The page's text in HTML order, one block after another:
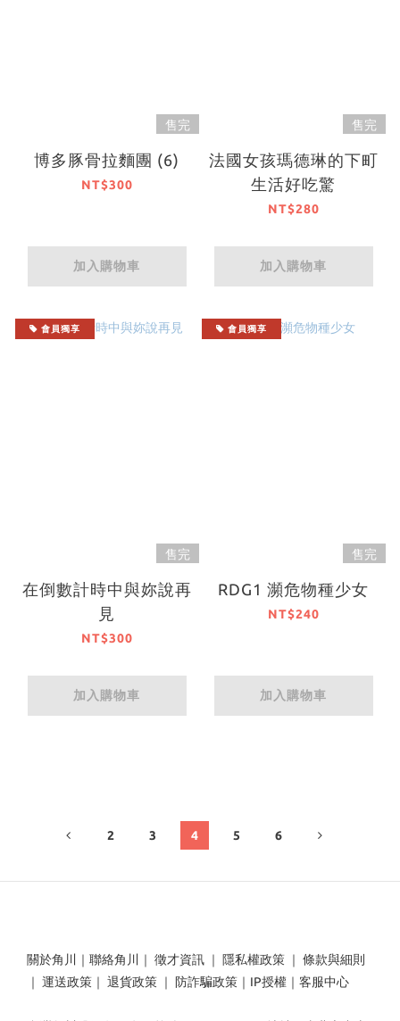
售完
博多豚骨拉麵團 (6)
NT$300
加入購物車
售完
法國女孩瑪德琳的下町
生活好吃驚
NT$280
加入購物車
會員獨享
售完
在倒數計時中與妳說再
見
NT$300
加入購物車
會員獨享
售完
RDG1 瀕危物種少女
NT$240
加入購物車
2 3 4 5 6
關於角川 ｜ 聯絡角川 ｜ 徵才資訊 ｜ 隱私權政策 ｜ 條款與細則
｜ 運送政策 ｜ 退貨政策 ｜ 防詐騙政策 ｜ IP授權 ｜ 客服中心